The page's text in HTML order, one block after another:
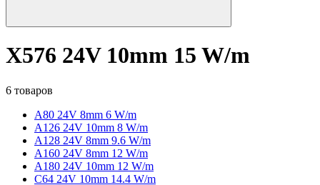
X576 24V 10mm 15 W/m
6 товаров
A80 24V 8mm 6 W/m
A126 24V 10mm 8 W/m
A128 24V 8mm 9.6 W/m
A160 24V 8mm 12 W/m
A180 24V 10mm 12 W/m
C64 24V 10mm 14.4 W/m